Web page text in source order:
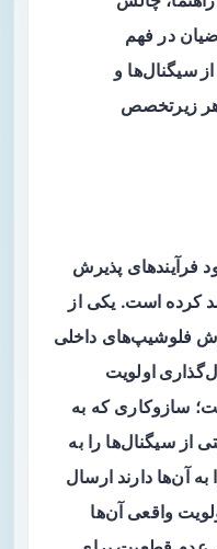
در فهم
سیگنال‌ها و
هر زیرتخصص
فرآیندهای پذیرش
است. یکی از
فلوشیپ‌های داخلی
اولویت
سازوکاری که به
از سیگنال‌ها را به
به آن‌ها دارند ارسال
واقعی آن‌ها